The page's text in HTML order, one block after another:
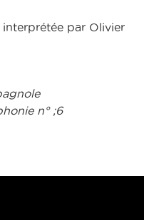
par Olivier
n° ;6